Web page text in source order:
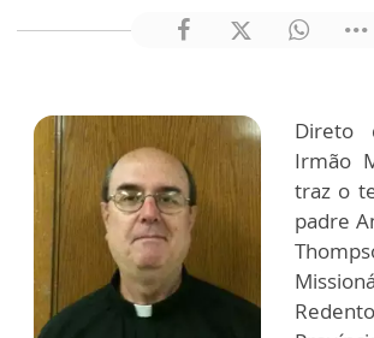
Direto
Irmão
traz o
padre